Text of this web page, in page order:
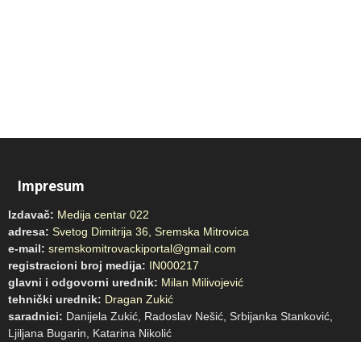
Impresum
Izdavač: Medija centar 022
adresa: Svetog Dimitrija 36, Sremska Mitrovica
e-mail: sremskomitrovackiportal@gmail.com
registracioni broj medija: IN000217
glavni i odgovorni urednik: Milan Milivojević
tehnički urednik: Dragan Zukić
saradnici: Danijela Zukić, Radoslav Nešić, Srbijanka Stanković,
Ljiljana Bugarin, Katarina Nikolić